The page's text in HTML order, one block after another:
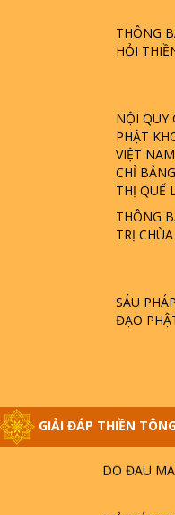
THÔNG
HỎI
NỘI QUY
PHẬT
VIỆT
CHỈ
THỊ QUẾ
THÔNG
TRỊ
SÁU
ĐẠO
GIẢI ĐÁP THIỀN
PHẬT
TTTD
LÀ AI?
GIẢI ĐÁP
SAO TRÁI
- HỎA
GIẢI ĐÁP